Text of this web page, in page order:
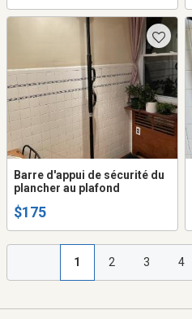
Barre d'appui de sécurité du
plancher au plafond
$175
1 2 3 4